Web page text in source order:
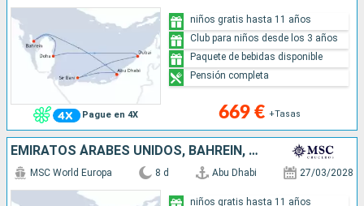
Pague en 4X 669 € +Tasas
niños gratis hasta 11 años
Club para niños desde los 3 años
Paquete de bebidas disponible
Pensión completa
EMIRATOS ÁRABES UNIDOS, BAHREÏN, QATAR
MSC World Europa 8 d Abu Dhabi 27/03/2028
niños gratis hasta 11 años